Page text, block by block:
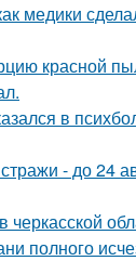
медики
красной
в
- до 24
полного